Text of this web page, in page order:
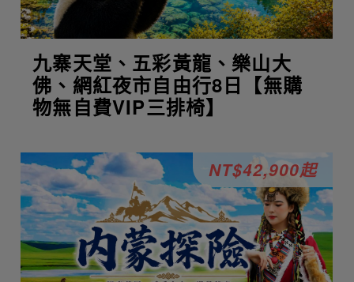
九寨天堂、五彩黃龍、樂山大
佛、網紅夜市自由行8日【無購
物無自費VIP三排椅】
NT$42,900起